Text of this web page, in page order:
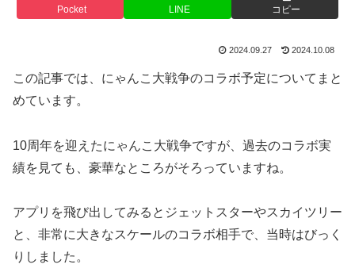
Pocket LINE コピー
2024.09.27 2024.10.08
この記事では、にゃんこ大戦争のコラボ予定についてまと
めています。
10周年を迎えたにゃんこ大戦争ですが、過去のコラボ実
績を見ても、豪華なところがそろっていますね。
アプリを飛び出してみるとジェットスターやスカイツリー
と、非常に大きなスケールのコラボ相手で、当時はびっく
りしました。